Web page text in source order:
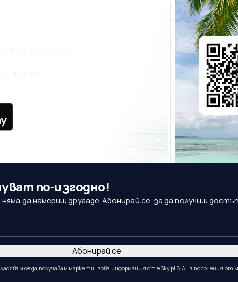
по-изгодно!
да намериш другаде. Абонирай се, за да получиш
се да получавам маркетингова информация от eSky.pl S.A на посочения от
Абонирай се